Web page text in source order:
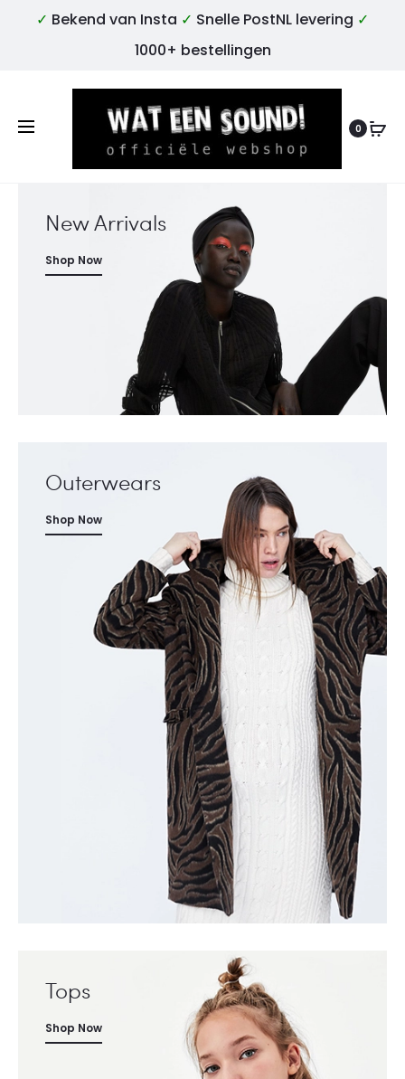
✓ Bekend van Insta ✓ Snelle PostNL levering ✓
1000+ bestellingen
0
New Arrivals
Shop Now
Outerwears
Shop Now
Tops
Shop Now